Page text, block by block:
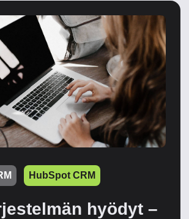
HubSpot CRM
hyödyt –